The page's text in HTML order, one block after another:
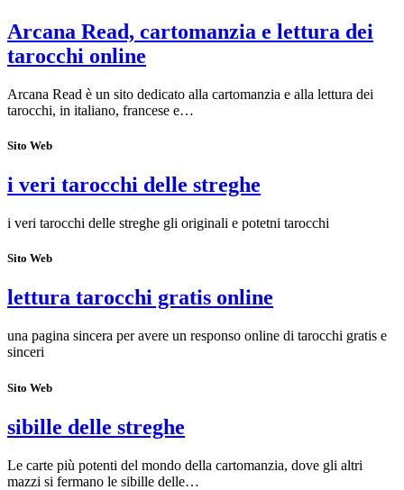
Arcana Read, cartomanzia e lettura dei
tarocchi online
Arcana Read è un sito dedicato alla cartomanzia e alla lettura dei
tarocchi, in italiano, francese e…
Sito Web
i veri tarocchi delle streghe
i veri tarocchi delle streghe gli originali e potetni tarocchi
Sito Web
lettura tarocchi gratis online
una pagina sincera per avere un responso online di tarocchi gratis e
sinceri
Sito Web
sibille delle streghe
Le carte più potenti del mondo della cartomanzia, dove gli altri
mazzi si fermano le sibille delle…